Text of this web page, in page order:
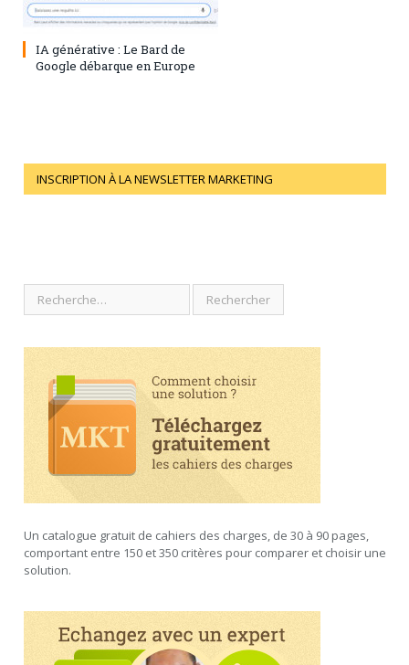
28 juillet 2023 0
IA générative : Le Bard de
Google débarque en Europe
INSCRIPTION À LA NEWSLETTER MARKETING
Un catalogue gratuit de cahiers des charges, de 30 à 90 pages,
comportant entre 150 et 350 critères pour comparer et choisir une
solution.